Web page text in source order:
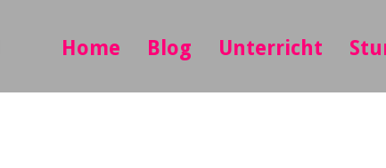
Home Blog Unterricht